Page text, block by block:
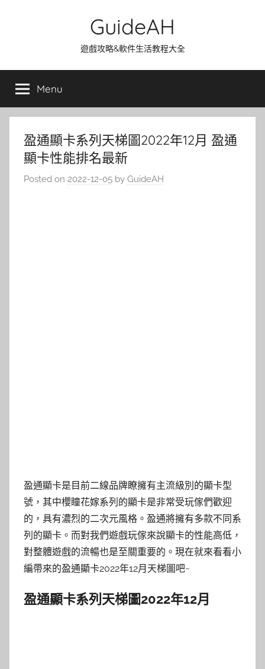
GuideAH
遊戲攻略&軟件生活教程大全
Menu
盈通顯卡系列天梯圖2022年12月 盈通
顯卡性能排名最新
Posted on 2022-12-05 by GuideAH
盈通顯卡是目前二線品牌瞭擁有主流級別的顯卡型
號，其中櫻瞳花嫁系列的顯卡是非常受玩傢們歡迎
的，具有濃烈的二次元風格。盈通將擁有多款不同系
列的顯卡。而對我們遊戲玩傢來說顯卡的性能高低，
對整體遊戲的流暢也是至關重要的。現在就來看看小
編帶來的盈通顯卡2022年12月天梯圖吧~
盈通顯卡系列天梯圖2022年12月